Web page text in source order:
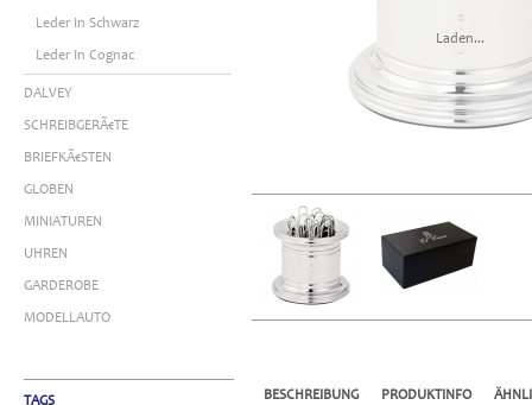
Leder In Schwarz
Leder In Cognac
DALVEY
SCHREIBGERÃ€TE
BRIEFKÃ€STEN
GLOBEN
MINIATUREN
UHREN
GARDEROBE
MODELLAUTO
TAGS
Laden...
BESCHREIBUNG PRODUKTINFO